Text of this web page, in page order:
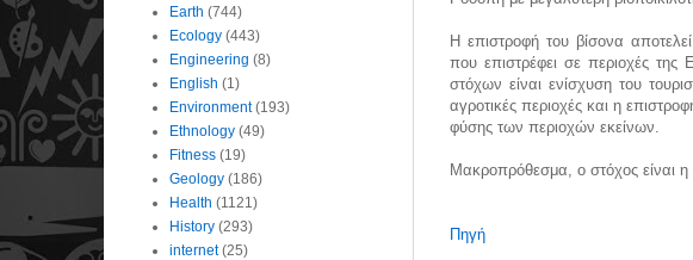
Η επιστροφή του βίσονα
που επιστρέφει σε περιοχές
στόχων είναι ενίσχυση του
αγροτικές περιοχές και η
φύσης των περιοχών εκείνων.
Μακροπρόθεσμα, ο στόχος είναι η
Πηγή
Earth (744)
Ecology (443)
Engineering (8)
English (1)
Environment (193)
Ethnology (49)
Fitness (19)
Geology (186)
Health (1121)
History (293)
internet (25)